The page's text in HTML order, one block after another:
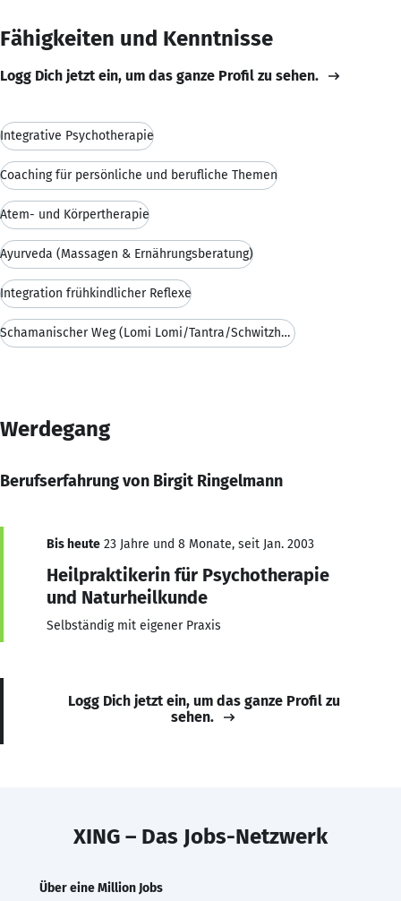
Fähigkeiten und Kenntnisse
Logg Dich jetzt ein, um das ganze Profil zu sehen.
Integrative Psychotherapie
Coaching für persönliche und berufliche Themen
Atem- und Körpertherapie
Ayurveda (Massagen & Ernährungsberatung)
Integration frühkindlicher Reflexe
Schamanischer Weg (Lomi Lomi/Tantra/Schwitzhütten)
Werdegang
Berufserfahrung von Birgit Ringelmann
Bis heute 23 Jahre und 8 Monate, seit Jan. 2003
Heilpraktikerin für Psychotherapie
und Naturheilkunde
Selbständig mit eigener Praxis
Logg Dich jetzt ein, um das ganze Profil zu
sehen.
XING – Das Jobs-Netzwerk
Über eine Million Jobs